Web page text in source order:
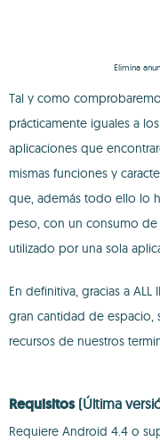
Elimina
Tal y como
prácticamente iguales a
aplicaciones que
mismas funciones y
que, además todo ello lo
peso, con un consumo
utilizado por una sola
En definitiva, gracias a
gran cantidad de espacio,
recursos de nuestros
Requisitos (Última
Requiere Android 4.4 o